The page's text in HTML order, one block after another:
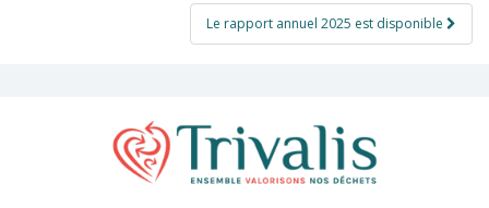
Le rapport annuel 2025 est disponible